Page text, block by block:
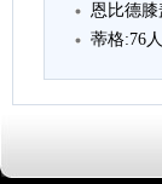
恩比德
蒂格:76